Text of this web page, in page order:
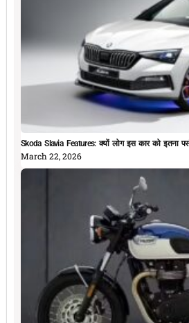
Skoda Slavia Features: क्यों लोग इस कार को इतना
March 22, 2026